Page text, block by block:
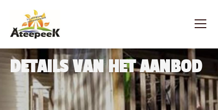
DETAILS VAN HET AANBOD